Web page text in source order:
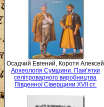
Осадчий Евгений, Коротя Алексей
Археологія Сумщини. Пам’ятки
селітроварного виробництва
Південної Сіверщини XVII ст.